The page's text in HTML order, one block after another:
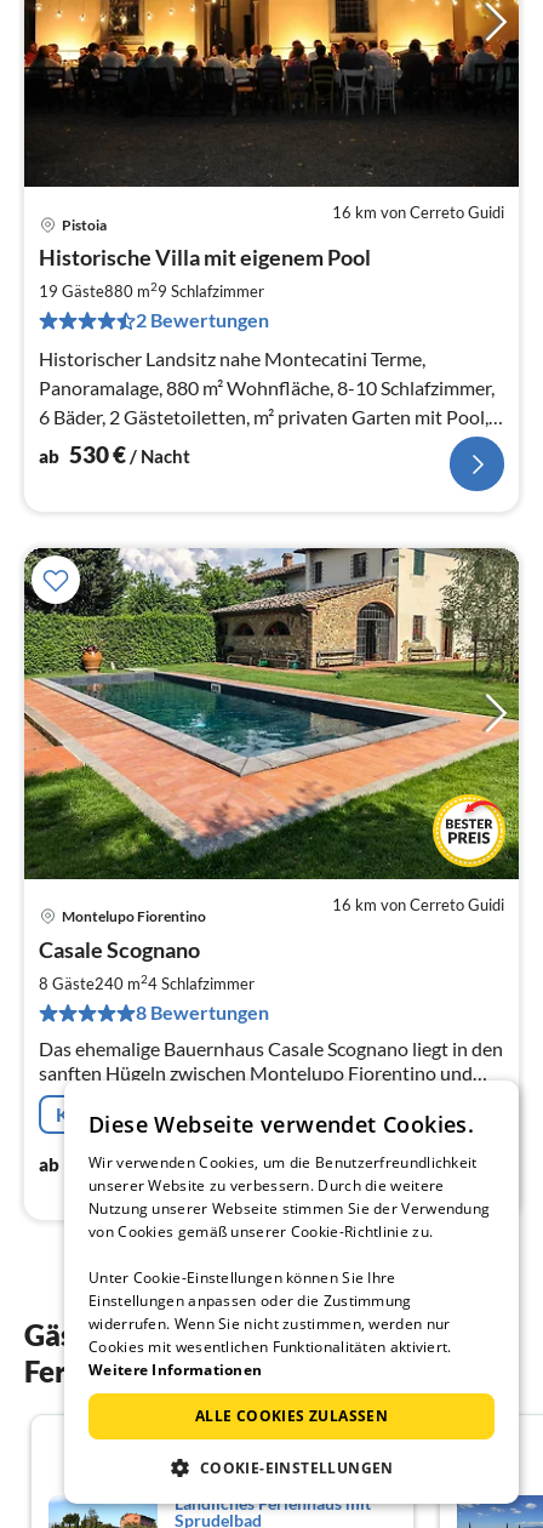
16 km von Cerreto Guidi
Pistoia
Historische Villa mit eigenem Pool
19 Gäste880 m29 Schlafzimmer
2 Bewertungen
Historischer Landsitz nahe Montecatini Terme,
Panoramalage, 880 m² Wohnfläche, 8-10 Schlafzimmer,
6 Bäder, 2 Gästetoiletten, m² privaten Garten mit Pool,
Grill, WIFI, SAT-TV
ab 530€/ Nacht
16 km von Cerreto Guidi
Montelupo Fiorentino
Casale Scognano
8 Gäste240 m24Schlafzimmer
8 Bewertungen
Das ehemalige Bauernhaus Casale Scognano liegt in den
sanften Hügeln zwischen Montelupo Fiorentino und
Montespertoli.
Kostenfreie Stornierung
ab 185 €/ Nacht
Gästebewertungen unserer
Ferienwohnungen in Cerreto Guidi
4.6
Ländliches Ferienhaus mit
Sprudelbad
Diese Webseite verwendet Cookies.
Wir verwenden Cookies, um die Benutzerfreundlichkeit
unserer Website zu verbessern. Durch die weitere
Nutzung unserer Webseite stimmen Sie der Verwendung
von Cookies gemäß unserer Cookie-Richtlinie zu.
Unter Cookie-Einstellungen können Sie Ihre
Einstellungen anpassen oder die Zustimmung
widerrufen. Wenn Sie nicht zustimmen, werden nur
Cookies mit wesentlichen Funktionalitäten aktiviert.
Weitere Informationen
ALLE COOKIES ZULASSEN
COOKIE-EINSTELLUNGEN